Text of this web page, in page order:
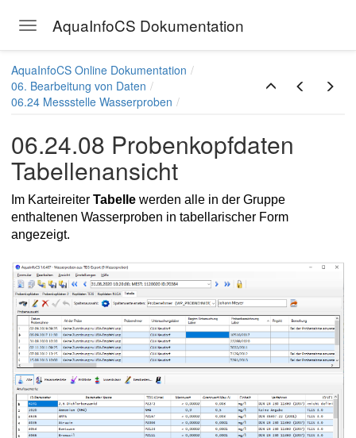
Toggle navigation
AquaInfoCS Dokumentation
AquaInfoCS Online Dokumentation
06. Bearbeitung von Daten
06.24 Messstelle Wasserproben
06.24.08 Probenkopfdaten
Tabellenansicht
Im Karteireiter Tabelle werden alle in der Gruppe
enthaltenen Wasserproben in tabellarischer Form
angezeigt.